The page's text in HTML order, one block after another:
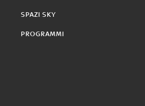
SPAZI SKY
PROGRAMMI